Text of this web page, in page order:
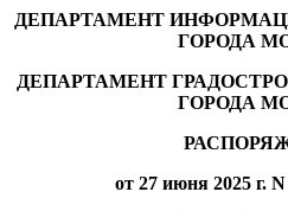
ДЕПАРТАМЕНТ
ГОРОДА
ДЕПАРТАМЕНТ
ГОРОДА
от 27 июня 2025 г.